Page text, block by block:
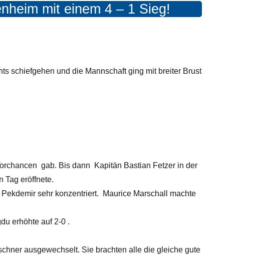
mit einem 4 – 1 Sieg!
schiefgehen und die Mannschaft ging mit breiter Brust
gab. Bis dann Kapitän Bastian Fetzer in der
Tag eröffnete.
sehr konzentriert. Maurice Marschall machte
erhöhte auf 2-0 .
ausgewechselt. Sie brachten alle die gleiche gute